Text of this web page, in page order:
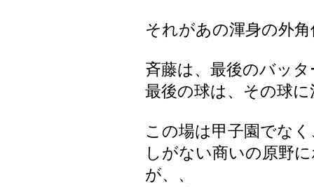
それがあの渾身の外
斉藤は、最後のバッ
最後の球は、その球
この場は甲子園でな
しがない商いの原野
が、、